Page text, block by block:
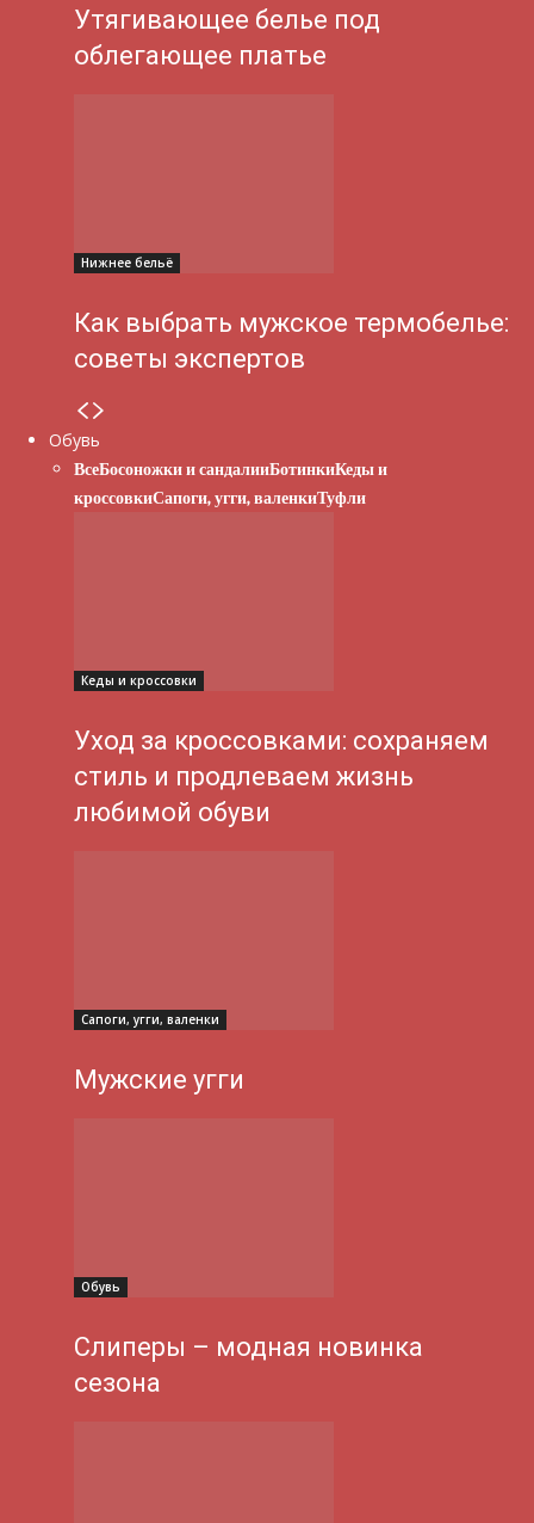
Утягивающее белье под
облегающее платье
Нижнее бельё
Как выбрать мужское термобелье:
советы экспертов
Обувь
ВсеБосоножки и сандалииБотинкиКеды и
кроссовкиСапоги, угги, валенкиТуфли
Кеды и кроссовки
Уход за кроссовками: сохраняем
стиль и продлеваем жизнь
любимой обуви
Сапоги, угги, валенки
Мужские угги
Обувь
Слиперы – модная новинка
сезона